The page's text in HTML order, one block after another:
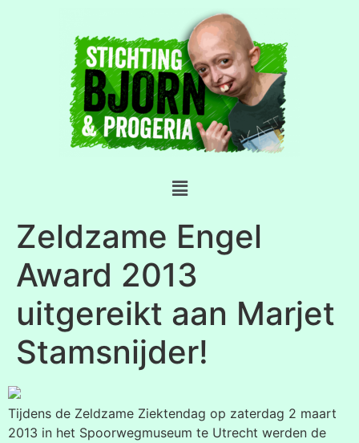
Zeldzame Engel
Award 2013
uitgereikt aan Marjet
Stamsnijder!
Tijdens de Zeldzame Ziektendag op zaterdag 2 maart
2013 in het Spoorwegmuseum te Utrecht werden de